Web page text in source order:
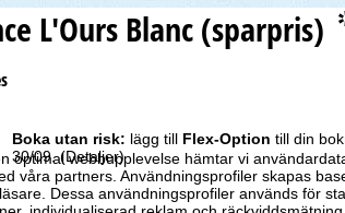
optimal webbupplevelse hämtar vi
våra partners. Användningsprofiler skapas
Dessa användningsprofiler används för
L'Ours Blanc (sparpris)
Boka utan risk: lägg till Flex-Option till din
30/09.(Detaljer)